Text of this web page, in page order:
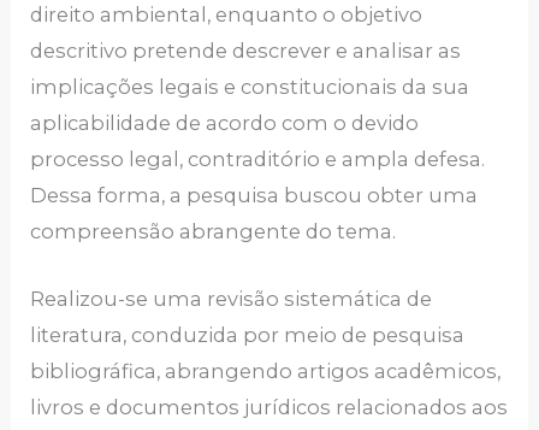
direito ambiental, enquanto o objetivo
descritivo pretende descrever e analisar as
implicações legais e constitucionais da sua
aplicabilidade de acordo com o devido
processo legal, contraditório e ampla defesa.
Dessa forma, a pesquisa buscou obter uma
compreensão abrangente do tema.
Realizou-se uma revisão sistemática de
literatura, conduzida por meio de pesquisa
bibliográfica, abrangendo artigos acadêmicos,
livros e documentos jurídicos relacionados aos